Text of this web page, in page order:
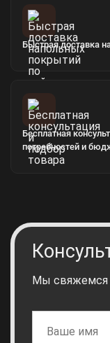
Быстрая доставка
Бесплатная
потребностей и
Мы свяжемся